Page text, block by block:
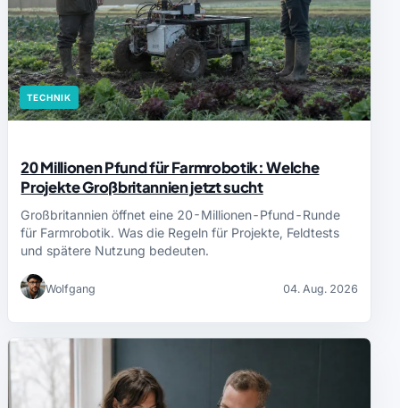
TECHNIK
20 Millionen Pfund für Farmrobotik: Welche
Projekte Großbritannien jetzt sucht
Großbritannien öffnet eine 20-Millionen-Pfund-Runde
für Farmrobotik. Was die Regeln für Projekte, Feldtests
und spätere Nutzung bedeuten.
Wolfgang 04. Aug. 2026